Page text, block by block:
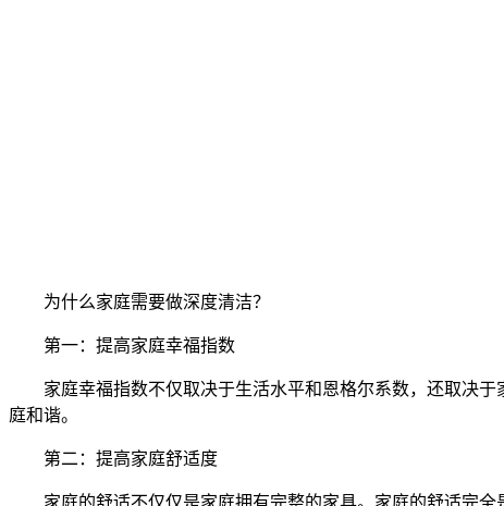
为什么家庭需要做深度清洁？
第一：提高家庭幸福指数
家庭幸福指数不仅取决于生活水平和恩格尔系数，还取决
庭和谐。
第二：提高家庭舒适度
家庭的舒适不仅仅是家庭拥有完整的家具。家庭的舒适完